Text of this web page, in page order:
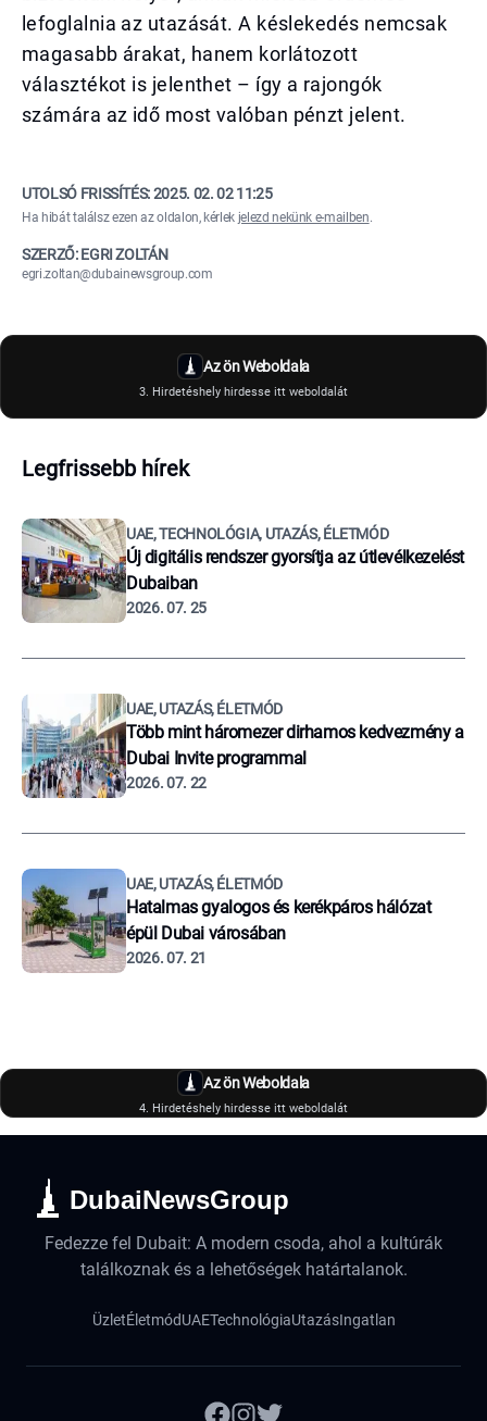
lefoglalnia az utazását. A késlekedés nemcsak
magasabb árakat, hanem korlátozott
választékot is jelenthet – így a rajongók
számára az idő most valóban pénzt jelent.
UTOLSÓ FRISSÍTÉS:2025. 02. 02 11:25
Ha hibát találsz ezen az oldalon, kérlek jelezd nekünk e-mailben.
SZERZŐ: EGRI ZOLTÁN
egri.zoltan@dubainewsgroup.com
Az ön Weboldala
3. Hirdetéshely hirdesse itt weboldalát
Legfrissebb hírek
UAE, TECHNOLÓGIA, UTAZÁS, ÉLETMÓD
Új digitális rendszer gyorsítja az útlevélkezelést
Dubaiban
2026. 07. 25
UAE, UTAZÁS, ÉLETMÓD
Több mint háromezer dirhamos kedvezmény a
Dubai Invite programmal
2026. 07. 22
UAE, UTAZÁS, ÉLETMÓD
Hatalmas gyalogos és kerékpáros hálózat
épül Dubai városában
2026. 07. 21
Az ön Weboldala
4. Hirdetéshely hirdesse itt weboldalát
DubaiNewsGroup
Fedezze fel Dubait: A modern csoda, ahol a kultúrák
találkoznak és a lehetőségek határtalanok.
ÜzletÉletmódUAETechnológiaUtazásIngatlan